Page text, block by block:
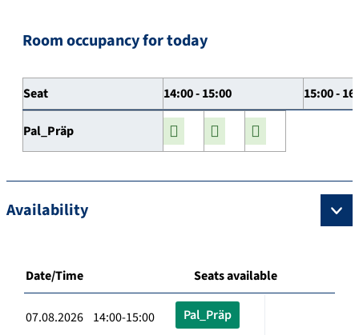
Room occupancy for today
Seat 14:00 - 15:00 15:00 -
Pal_Präp
Availability
Date/Time Seats available
07.08.2026 14:00-15:00 Pal_Präp